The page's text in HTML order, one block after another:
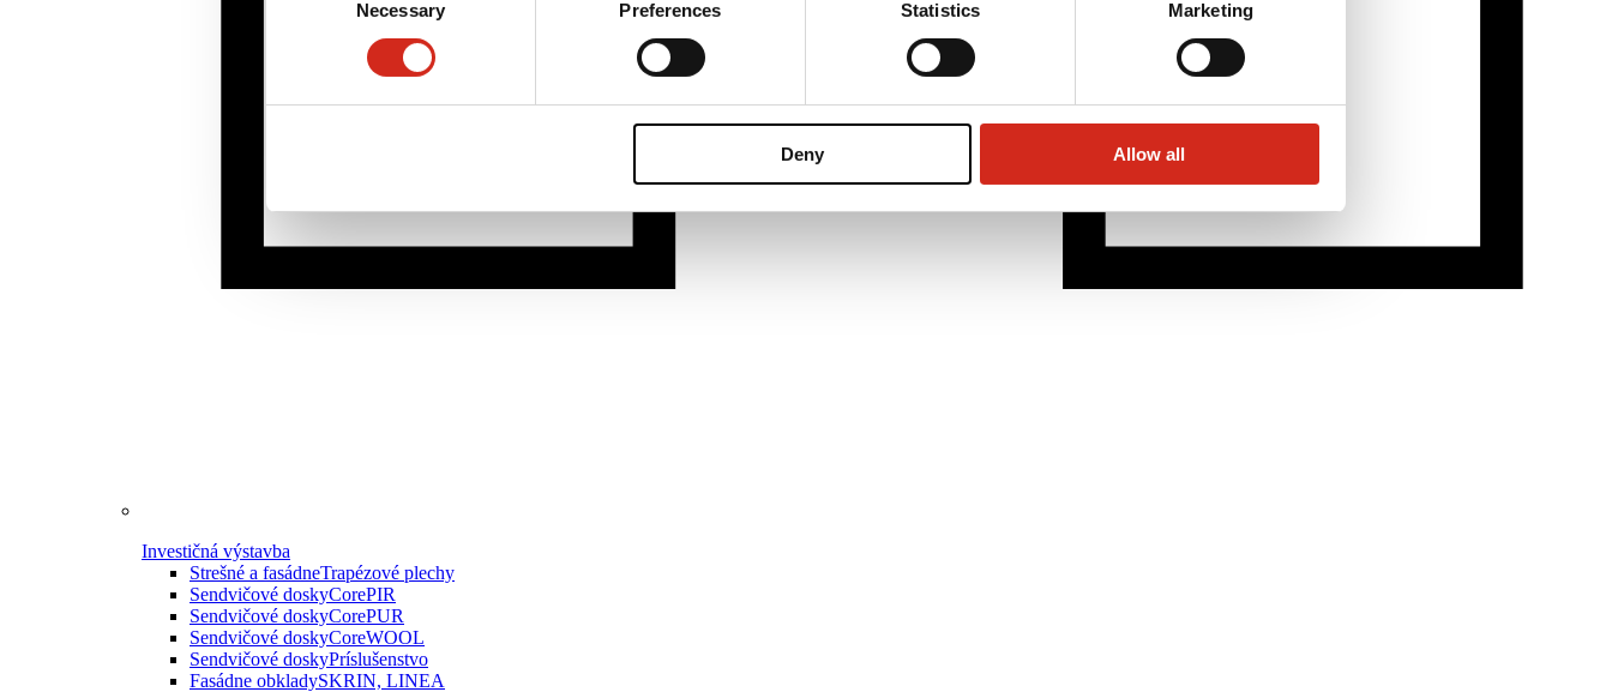
Necessary Preferences Statistics Marketing
Deny Allow all
Investičná výstavba
Strešné a fasádneTrapézové plechy
Sendvičové doskyCorePIR
Sendvičové doskyCorePUR
Sendvičové doskyCoreWOOL
Sendvičové doskyPríslušenstvo
Fasádne obkladySKRIN, LINEA